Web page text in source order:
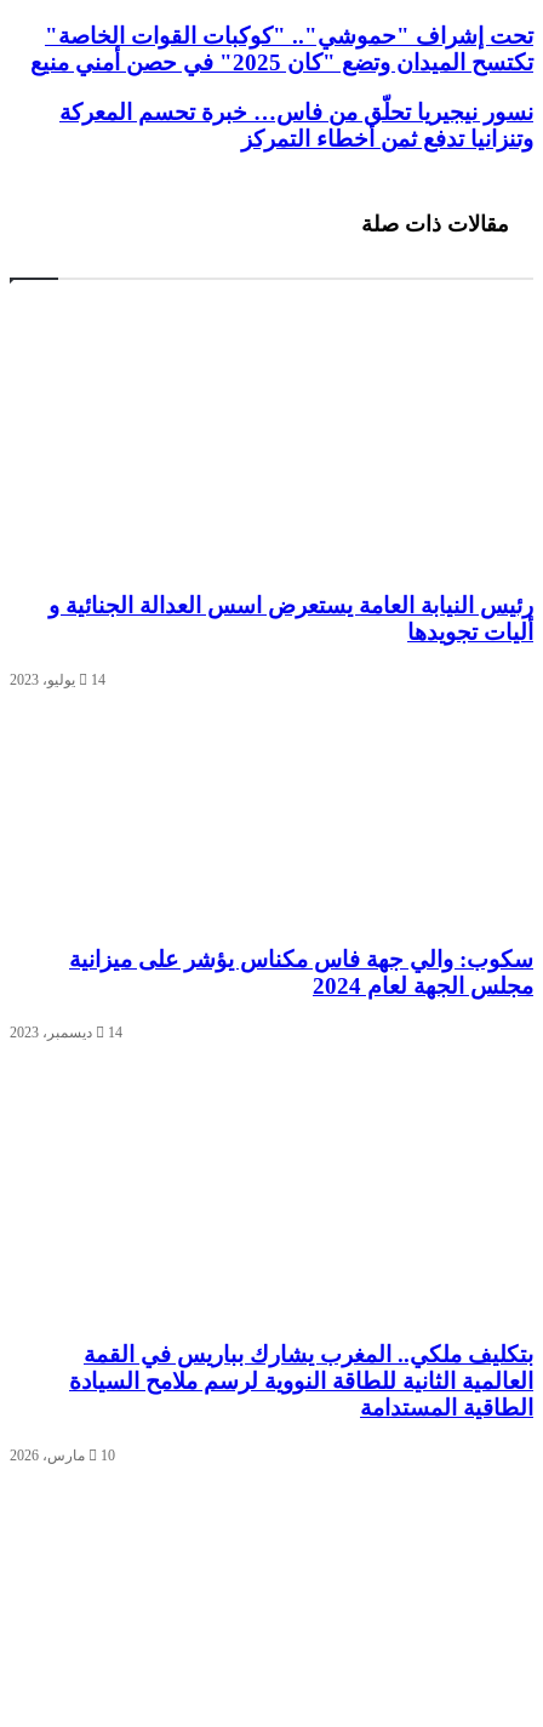
تحت إشراف "حموشي".. "كوكبات القوات الخاصة"
تكتسح الميدان وتضع "كان 2025" في حصن أمني منيع
نسور نيجيريا تحلّق من فاس… خبرة تحسم المعركة
وتنزانيا تدفع ثمن أخطاء التمركز
مقالات ذات صلة
رئيس النيابة العامة يستعرض اسس العدالة الجنائية و
أليات تجويدها
14 يوليو، 2023
سكوب: والي جهة فاس مكناس يؤشر على ميزانية
مجلس الجهة لعام 2024
14 ديسمبر، 2023
بتكليف ملكي.. المغرب يشارك بباريس في القمة
العالمية الثانية للطاقة النووية لرسم ملامح السيادة
الطاقية المستدامة
10 مارس، 2026